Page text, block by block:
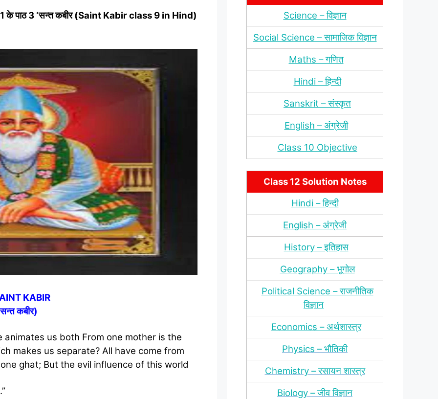
1 के पाठ 3 ‘सन्‍त कबीर (Saint Kabir class 9 in Hind)
KABIR
कबीर)
us both From one mother is the
makes us separate? All have come from
ghat; But the evil influence of this world
Science – विज्ञान
Social Science – सामाजिक विज्ञान
Maths – गणित
Hindi – हिन्‍दी
Sanskrit – संस्‍कृत
English – अंंग्रेजी
Class 10 Objective
Class 12 Solution Notes
Hindi – हिन्‍दी
English – अंग्रेजी
History – इतिहास
Geography – भूगोल
Political Science – राजनीतिक
विज्ञान
Economics – अर्थशास्‍त्र
Physics – भौतिकी
Chemistry – रसायन शास्‍त्र
Biology – जीव विज्ञान